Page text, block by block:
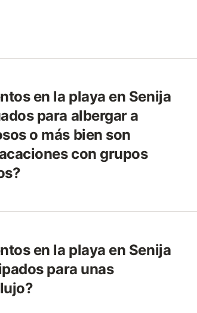
en la playa en Senija
para albergar a
o más bien son
con grupos
en la playa en Senija
para unas